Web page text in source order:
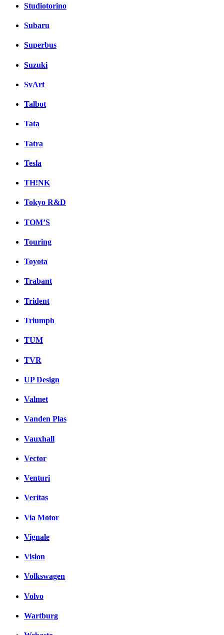
Studiotorino
Subaru
Superbus
Suzuki
SvArt
Talbot
Tata
Tatra
Tesla
TH!NK
Tokyo R&D
TOM’S
Touring
Toyota
Trabant
Trident
Triumph
TUM
TVR
UP Design
Valmet
Vanden Plas
Vauxhall
Vector
Venturi
Veritas
Via Motor
Vignale
Vision
Volkswagen
Volvo
Wartburg